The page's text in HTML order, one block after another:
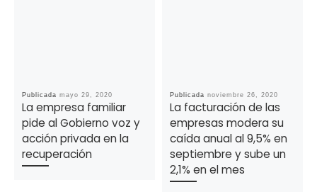
Publicada mayo 29, 2020
La empresa familiar
pide al Gobierno voz y
acción privada en la
recuperación
Publicada noviembre 26, 2020
La facturación de las
empresas modera su
caída anual al 9,5% en
septiembre y sube un
2,1% en el mes